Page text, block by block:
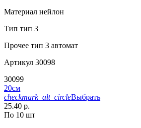
Материал нейлон
Тип тип 3
Прочее тип 3 автомат
Артикул 30098
30099
20см
checkmark_alt_circleВыбрать
25.40 р.
По 10 шт